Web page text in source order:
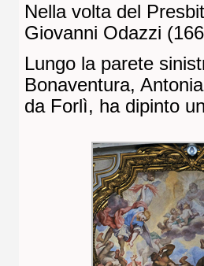
Nella volta del
Giovanni Odazzi
Lungo la parete
Bonaventura,
da Forlì, ha dipinto